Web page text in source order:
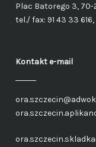
Plac Batorego 3, 70-
tel./ fax: 91 43 33 616,
Kontakt e-mail